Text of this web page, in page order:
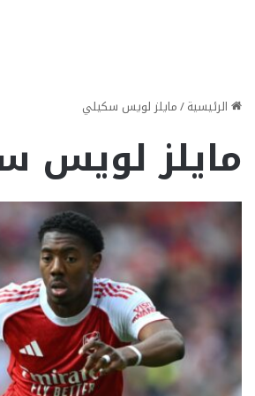
الرئيسية/مايلز لويس سكيلي
مايلز لويس